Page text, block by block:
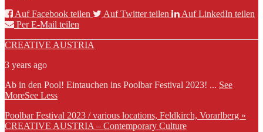
Auf Facebook teilen
Auf Twitter teilen
Auf LinkedIn teilen
Per E-Mail teilen
CREATIVE AUSTRIA
3 years ago
Ab in den Pool! Eintauchen ins Poolbar Festival 2023! ... See
MoreSee Less
Poolbar Festival 2023 / various locations, Feldkirch, Vorarlberg »
CREATIVE AUSTRIA – Contemporary Culture